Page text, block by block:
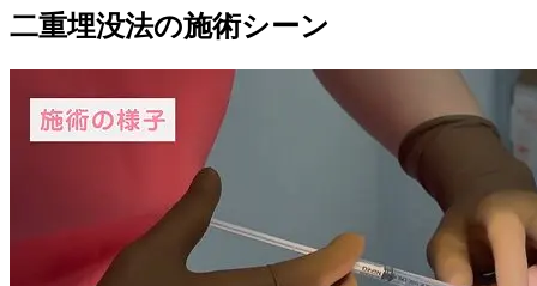
二重埋没法の施術シーン